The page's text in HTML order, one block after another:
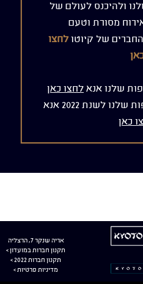
ולהיכנס לעולם של
מסורת וטעם
של קיוטולחצו
שלנו אנא לחצו כאן
לשנת 2022 אנא
כאן
אריה שנקר 7, הרצליה
תקנון חברות במועדון >
תקנון חברות 2022 >
מדיניות פרטיות >